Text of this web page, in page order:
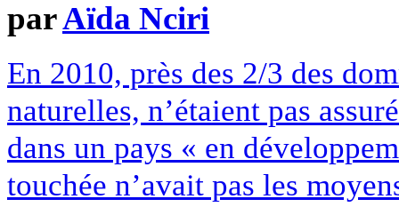
parAïda Nciri
En 2010, près des 2/3 des
naturelles, n’étaient pas
dans un pays « en
touchée n’avait pas les